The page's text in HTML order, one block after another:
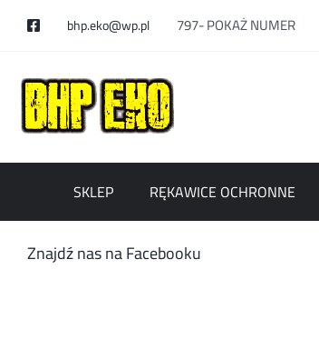
bhp.eko@wp.pl 797-POKAŻ NUMER
SKLEP RĘKAWICE OCHRONNE
Znajdź nas na Facebooku